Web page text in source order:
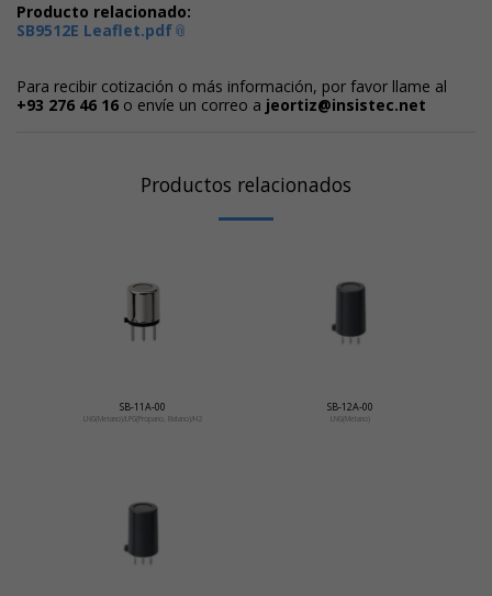
Producto relacionado:
SB9512E Leaflet.pdf
Para recibir cotización o más información, por favor llame al
+93 276 46 16 o envíe un correo a jeortiz@insistec.net
Productos relacionados
SB-11A-00
LNG(Metano)/LPG(Propano, Butano)/H2
SB-12A-00
LNG(Metano)